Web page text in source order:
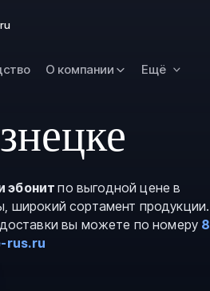
О компании Ещё
эбонитпо выгодной цене в
широкий сортамент продукции.
доставки вы можете по номеру 8
rus.ru